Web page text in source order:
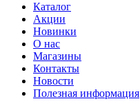
Каталог
Акции
Новинки
О нас
Магазины
Контакты
Новости
Полезная информация